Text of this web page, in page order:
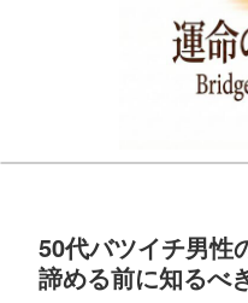
50代バツイチ男性
諦める前に知るべ